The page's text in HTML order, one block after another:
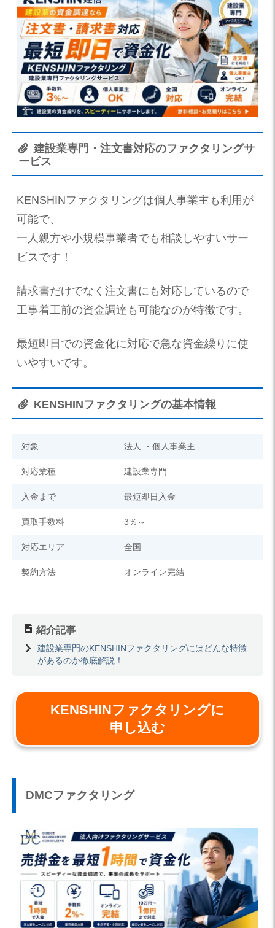
建設業専門・注文書対応のファクタリングサ
ービス
KENSHINファクタリングは個人事業主も利用が
可能で、
一人親方や小規模事業者でも相談しやすいサー
ビスです！
請求書だけでなく注文書にも対応しているので
工事着工前の資金調達も可能なのが特徴です。
最短即日での資金化に対応で急な資金繰りに使
いやすいです。
KENSHINファクタリングの基本情報
対象 法人 ・個人事業主
対応業種 建設業専門
入金まで 最短即日入金
買取手数料 3％～
対応エリア 全国
契約方法 オンライン完結
紹介記事
建設業専門のKENSHINファクタリングにはどんな特徴
があるのか徹底解説！
KENSHINファクタリングに
申し込む
DMCファクタリング